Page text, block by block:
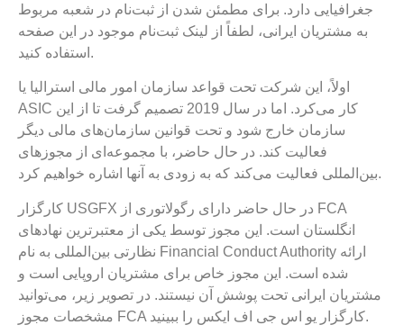
جغرافیایی دارد. برای مطمئن شدن از ثبت‌نام در شعبه مربوط
به مشتریان ایرانی، لطفاً از لینک ثبت‌نام موجود در این صفحه
استفاده کنید.
اولاً، این شرکت تحت قواعد سازمان امور مالی استرالیا یا
ASIC کار می‌کرد. اما در سال 2019 تصمیم گرفت تا از این
سازمان خارج شود و تحت قوانین سازمان‌های مالی دیگر
فعالیت کند. در حال حاضر، با مجموعه‌ای از مجوزهای
بین‌المللی فعالیت می‌کند که به زودی به آنها اشاره خواهیم کرد.
کارگزار USGFX در حال حاضر دارای رگولاتوری از FCA
انگلستان است. این مجوز توسط یکی از معتبرترین نهادهای
نظارتی بین‌المللی به نام Financial Conduct Authority ارائه
شده است. این مجوز خاص برای مشتریان اروپایی است و
مشتریان ایرانی تحت پوشش آن نیستند. در تصویر زیر، می‌توانید
مشخصات مجوز FCA کارگزار یو اس جی اف ایکس را ببینید.